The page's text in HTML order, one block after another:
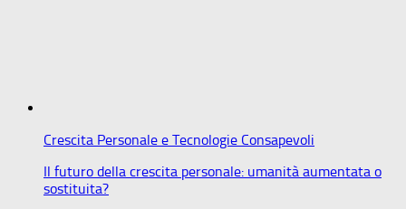
Crescita Personale e Tecnologie Consapevoli
Il futuro della crescita personale: umanità aumentata o
sostituita?